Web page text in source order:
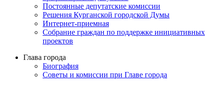
Постоянные депутатские комиссии
Решения Курганской городской Думы
Интернет-приемная
Собрание граждан по поддержке инициативных
проектов
Глава города
Биография
Советы и комиссии при Главе города